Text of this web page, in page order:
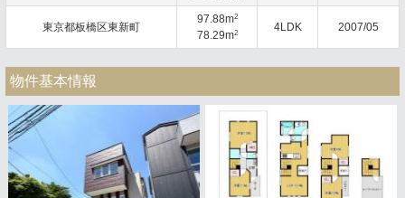
東京都板橋区東新町
97.88m2
78.29m2 4LDK 2007/05
物件基本情報